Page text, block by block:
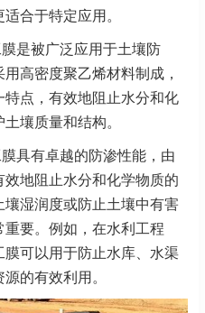
合于特定应用。
是被广泛应用于土壤防
高密度聚乙烯材料制成，
点，有效地阻止水分和化
壤质量和结构。
具有卓越的防渗性能，由
地阻止水分和化学物质的
湿润度或防止土壤中有害
要。例如，在水利工程
可以用于防止水库、水渠
的有效利用。